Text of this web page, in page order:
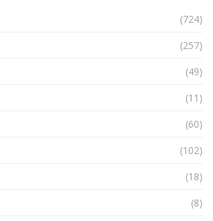
(724)
(257)
(49)
(11)
(60)
(102)
(18)
(8)